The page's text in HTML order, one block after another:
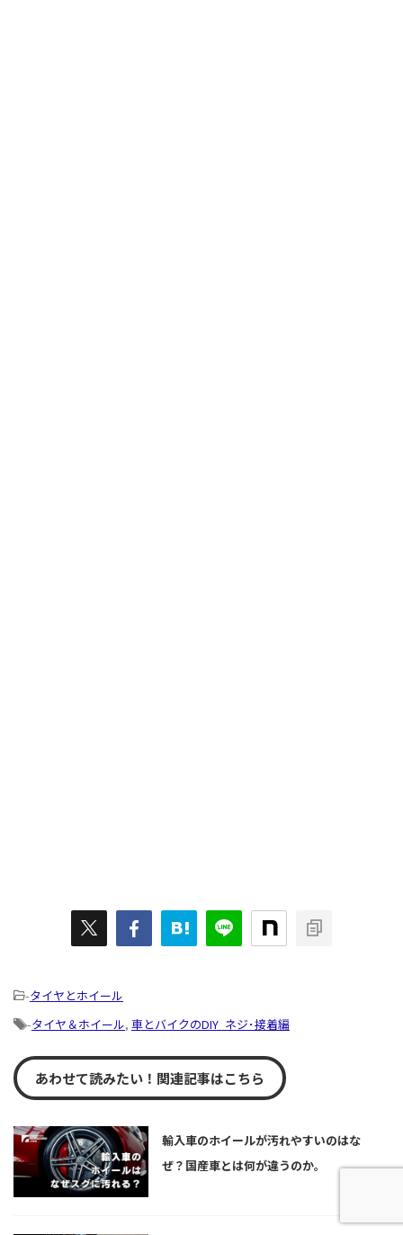
-タイヤとホイール
-タイヤ＆ホイール, 車とバイクのDIY_ネジ･接着編
あわせて読みたい！関連記事はこちら
輸入車のホイールが汚れやすいのはな
ぜ？国産車とは何が違うのか。